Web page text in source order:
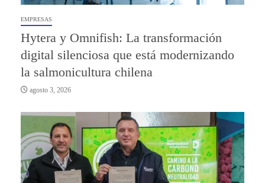
EMPRESAS
Hytera y Omnifish: La transformación
digital silenciosa que está modernizando
la salmonicultura chilena
agosto 3, 2026